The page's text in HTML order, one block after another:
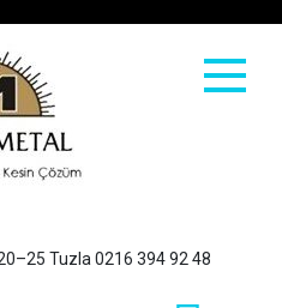
Tuzla 0216 394 92 48